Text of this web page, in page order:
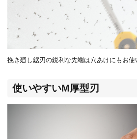
挽き廻し鋸刃の鋭利な先端は穴あけにもお使
使いやすいM厚型刃